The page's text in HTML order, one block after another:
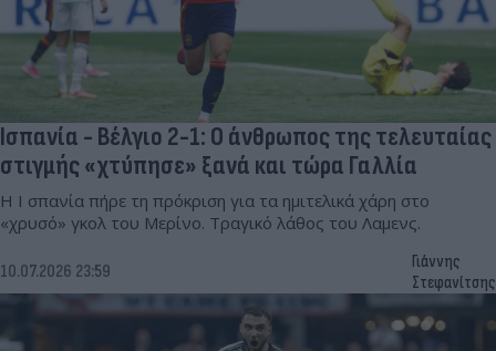
Ισπανία - Βέλγιο 2-1: Ο άνθρωπος της τελευταίας
στιγμής «χτύπησε» ξανά και τώρα Γαλλία
Η Ι σπανία πήρε τη πρόκριση για τα ημιτελικά χάρη στο
«χρυσό» γκολ του Μερίνο. Τραγικό λάθος του Λαμενς.
10.07.2026 23:59
Γιάννης
Στεφανίτσης